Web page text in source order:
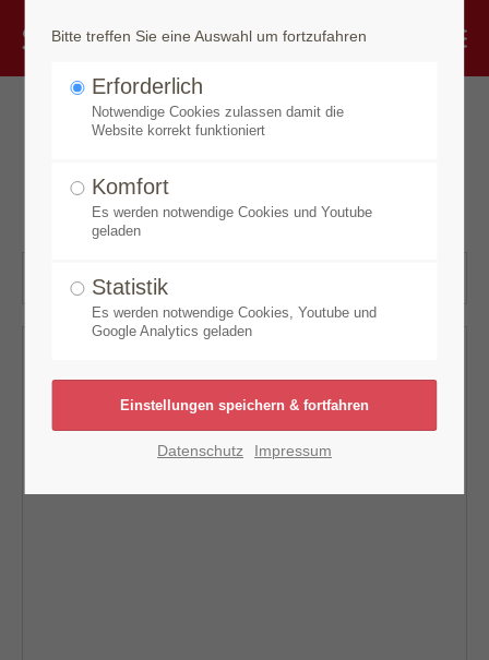
Nehmen Sie Kontakt mit
uns auf
Bitte treffen Sie eine Auswahl um fortzufahren
Erforderlich
Notwendige Cookies zulassen damit die
Website korrekt funktioniert
Komfort
Es werden notwendige Cookies und Youtube
geladen
Statistik
Es werden notwendige Cookies, Youtube und
Google Analytics geladen
Datenschutz Impressum